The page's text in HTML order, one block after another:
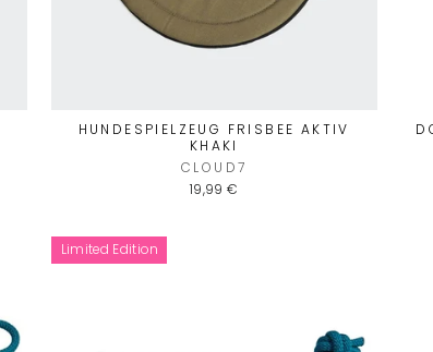
HUNDESPIELZEUG FRISBEE AKTIV
KHAKI
CLOUD7
19,99 €
Limited Edition